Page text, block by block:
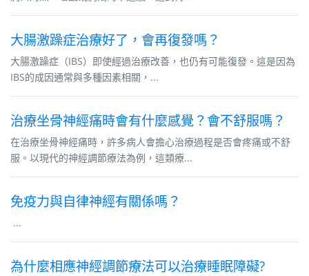
大腸激躁症治療好了，會再復發嗎？
大腸激躁症（IBS）即使經過治療改善，也仍有可能復發。這是因為
IBS的成因通常與多種因素相關，...
治療坐骨神經痛時會有什麼感覺？會不舒服嗎？
在治療坐骨神經痛時，許多病人會擔心治療過程是否會疼痛或不舒
服。以現代的神經調節療法為例，這類療...
免疫力與自律神經有關係嗎？
...
為什麼相應神經調節療法可以治療睡眠障礙?